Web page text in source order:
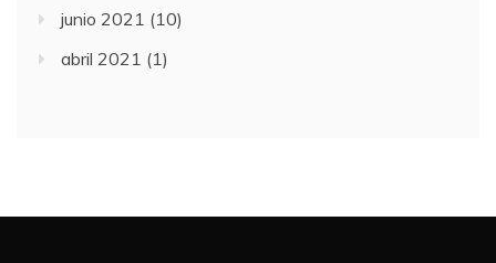
junio 2021 (10)
abril 2021 (1)